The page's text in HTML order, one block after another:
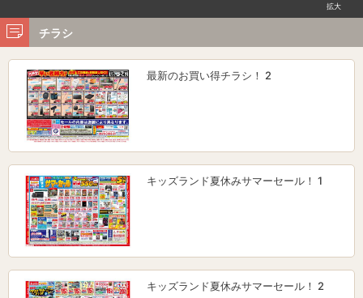
拡大
チラシ
最新のお買い得チラシ！ 2
キッズランド夏休みサマーセール！ 1
キッズランド夏休みサマーセール！ 2